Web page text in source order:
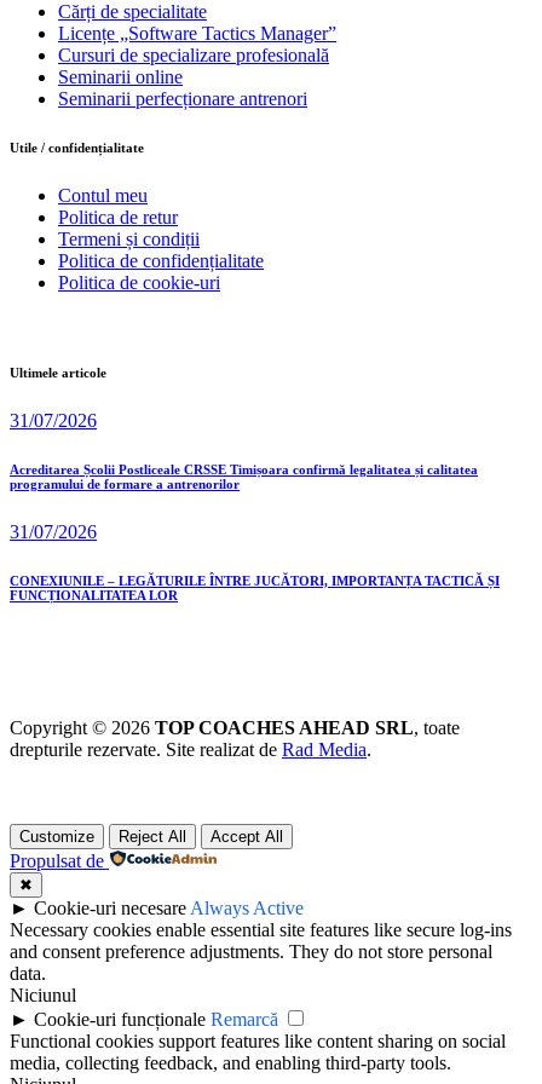
Cărți de specialitate
Licențe „Software Tactics Manager”
Cursuri de specializare profesională
Seminarii online
Seminarii perfecționare antrenori
Utile / confidențialitate
Contul meu
Politica de retur
Termeni și condiții
Politica de confidențialitate
Politica de cookie-uri
Ultimele articole
31/07/2026
Acreditarea Școlii Postliceale CRSSE Timișoara confirmă legalitatea și calitatea
programului de formare a antrenorilor
31/07/2026
CONEXIUNILE – LEGĂTURILE ÎNTRE JUCĂTORI, IMPORTANȚA TACTICĂ ȘI
FUNCȚIONALITATEA LOR
Copyright © 2026 TOP COACHES AHEAD SRL, toate
drepturile rezervate. Site realizat de Rad Media.
Customize Reject All Accept All
Propulsat de
✖
► Cookie-uri necesare Always Active
Necessary cookies enable essential site features like secure log-ins
and consent preference adjustments. They do not store personal
data.
Niciunul
► Cookie-uri funcționale Remarcă
Functional cookies support features like content sharing on social
media, collecting feedback, and enabling third-party tools.